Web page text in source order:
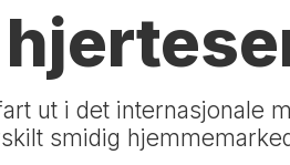
ut i det internasjonale
smidig